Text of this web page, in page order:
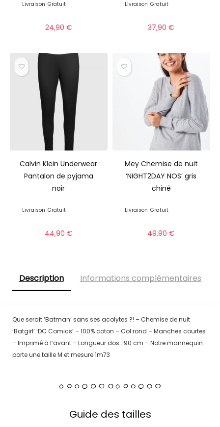
Livraison Gratuit
24,90 €
Livraison Gratuit
37,90€
Calvin Klein Underwear
Pantalon de pyjama
noir
Livraison Gratuit
44,90 €
Mey Chemise de nuit
‘NIGHT2DAY NOS’ gris
chiné
Livraison Gratuit
49,90€
Description Informations complémentaires
Que serait ‘Batman’ sans ses acolytes ?! – Chemise de nuit
‘Batgirl’ ‘DC Comics’ – 100% coton – Col rond – Manches courtes
– Imprimé à l’avant – Longueur dos : 90 cm – Notre mannequin
porte une taille M et mesure 1m73
Guide des tailles